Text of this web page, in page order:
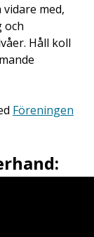
med,
och
Håll koll
Föreningen